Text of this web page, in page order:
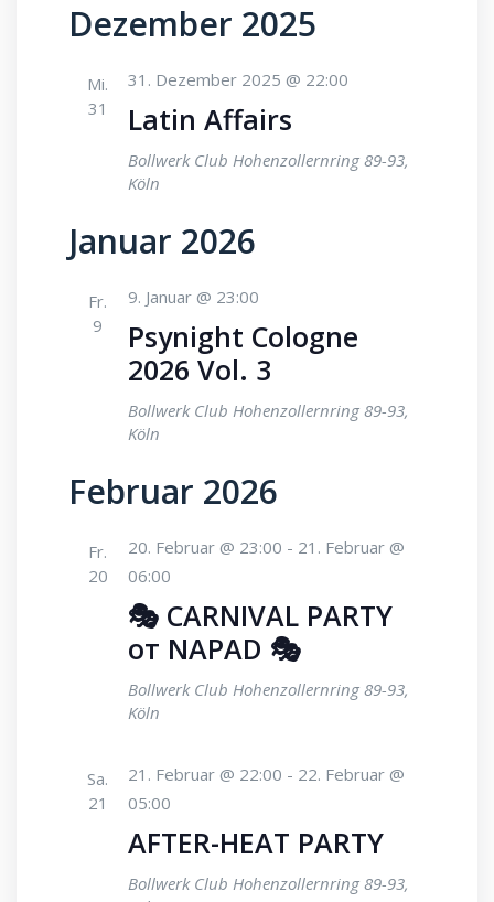
Dezember 2025
Mi.
31
Latin Affairs
31. Dezember 2025 @ 22:00
Bollwerk Club Hohenzollernring 89-93,
Köln
Januar 2026
Fr.
9
Psynight Cologne
2026 Vol. 3
9. Januar @ 23:00
Bollwerk Club Hohenzollernring 89-93,
Köln
Februar 2026
Fr.
20
🎭 CARNIVAL PARTY
от NAPAD 🎭
20. Februar @ 23:00 - 21. Februar @
06:00
Bollwerk Club Hohenzollernring 89-93,
Köln
Sa.
21
AFTER-HEAT PARTY
21. Februar @ 22:00 - 22. Februar @
05:00
Bollwerk Club Hohenzollernring 89-93,